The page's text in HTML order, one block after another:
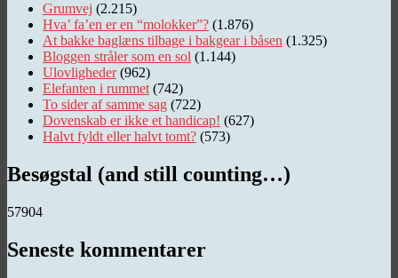
Grumvej (2.215)
Hva’ fa’en er en “molokker”? (1.876)
At bakke baglæns tilbage i bakgear i båsen (1.325)
Bloggen stråler som en sol (1.144)
Ulovligheder (962)
Elefanten i rummet (742)
To sider af samme sag (722)
Dovenskab er ikke et handicap! (627)
Halvt fyldt eller halvt tomt? (573)
Besøgstal (and still counting…)
57904
Seneste kommentarer